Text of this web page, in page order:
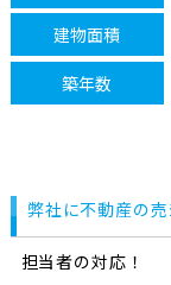
建物面積
築年数
弊社に不動産の
担当者の対応！